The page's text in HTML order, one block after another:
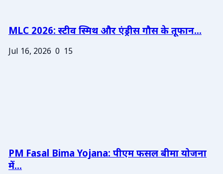
MLC 2026: स्टीव स्मिथ और एंड्रीस गौस के तूफान...
Jul 16, 2026 0 15
PM Fasal Bima Yojana: पीएम फसल बीमा योजना
में...